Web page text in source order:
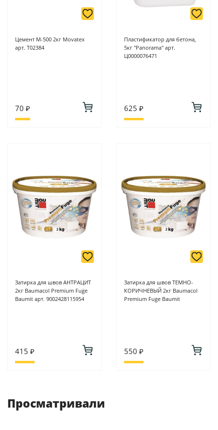
Цемент М-500 2кг Movatex
арт. Т02384
70 ₽
Пластификатор для бетона,
5кг "Panorama" арт.
Ц0000076471
625 ₽
Затирка для швов АНТРАЦИТ
2кг Baumacol Premium Fuge
Baumit арт. 9002428115954
415 ₽
Затирка для швов ТЕМНО-
КОРИЧНЕВЫЙ 2кг Baumacol
Premium Fuge Baumit
550 ₽
Просматривали